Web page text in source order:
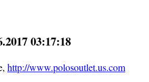
03:17:18
http://www.polosoutlet.us.com